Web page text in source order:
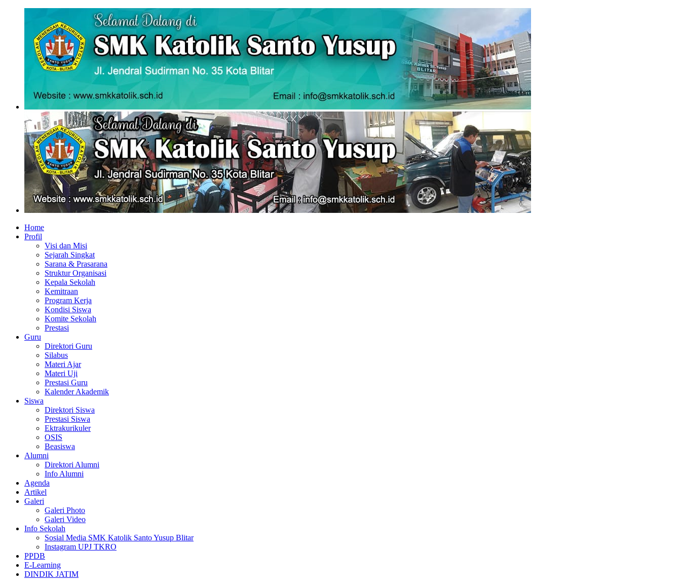
Home
Profil
Visi dan Misi
Sejarah Singkat
Sarana & Prasarana
Struktur Organisasi
Kepala Sekolah
Kemitraan
Program Kerja
Kondisi Siswa
Komite Sekolah
Prestasi
Guru
Direktori Guru
Silabus
Materi Ajar
Materi Uji
Prestasi Guru
Kalender Akademik
Siswa
Direktori Siswa
Prestasi Siswa
Ektrakurikuler
OSIS
Beasiswa
Alumni
Direktori Alumni
Info Alumni
Agenda
Artikel
Galeri
Galeri Photo
Galeri Video
Info Sekolah
Sosial Media SMK Katolik Santo Yusup Blitar
Instagram UPJ TKRO
PPDB
E-Learning
DINDIK JATIM